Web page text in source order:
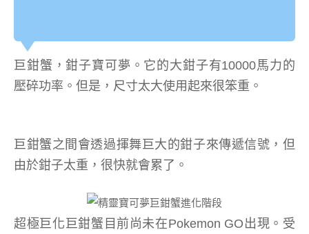
巨鉗蟹，鉗子寶可夢。它的大鉗子有10000馬力的
壓碎功率。但是，尺寸太大使用起來很笨重。
巨鉗蟹之間會透過揮舞巨大的鉗子來傳遞信號，但
由於鉗子太重，很快就會累了。
超極巨化巨鉗蟹目前尚未在Pokemon GO出現。受